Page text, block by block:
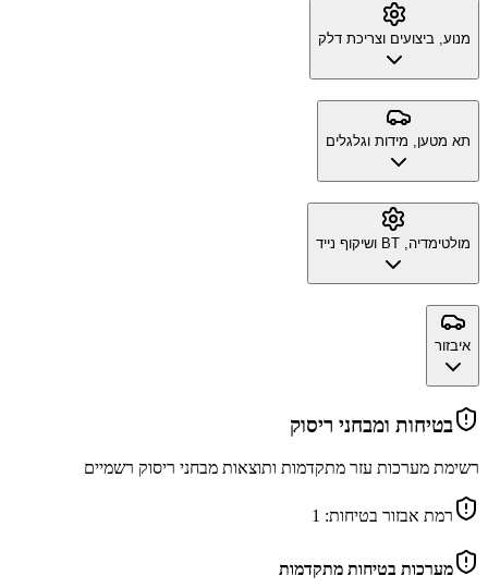
מנוע, ביצועים וצריכת דלק
תא מטען, מידות וגלגלים
מולטימדיה, BT ושיקוף נייד
איבזור
בטיחות ומבחני ריסוק
רשימת מערכות עזר מתקדמות ותוצאות מבחני ריסוק רשמיים
רמת אבזור בטיחות: 1
מערכות בטיחות מתקדמות